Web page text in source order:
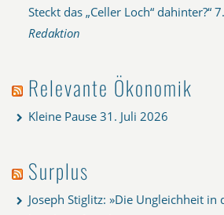
Steckt das „Celler Loch“ dahinter?“
Redaktion
Relevante Ökonomik
Kleine Pause 31. Juli 2026
Surplus
Joseph Stiglitz: »Die Ungleichheit in